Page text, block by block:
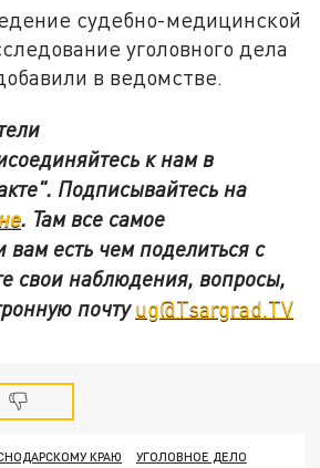
судебно-медицинской
уголовного дела
в ведомстве.
к нам в
. Подписывайтесь на
. Там все самое
вам есть чем поделиться с
свои наблюдения, вопросы,
почтуug@Tsargrad.TV
КРАЮ
УГОЛОВНОЕ ДЕЛО